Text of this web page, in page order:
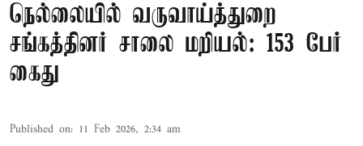
நெல்லையில் வருவாய்த்துறை
சங்கத்தினர் சாலை மறியல்: 153 பேர்
கைது
Published on: 11 Feb 2026, 2:34 am